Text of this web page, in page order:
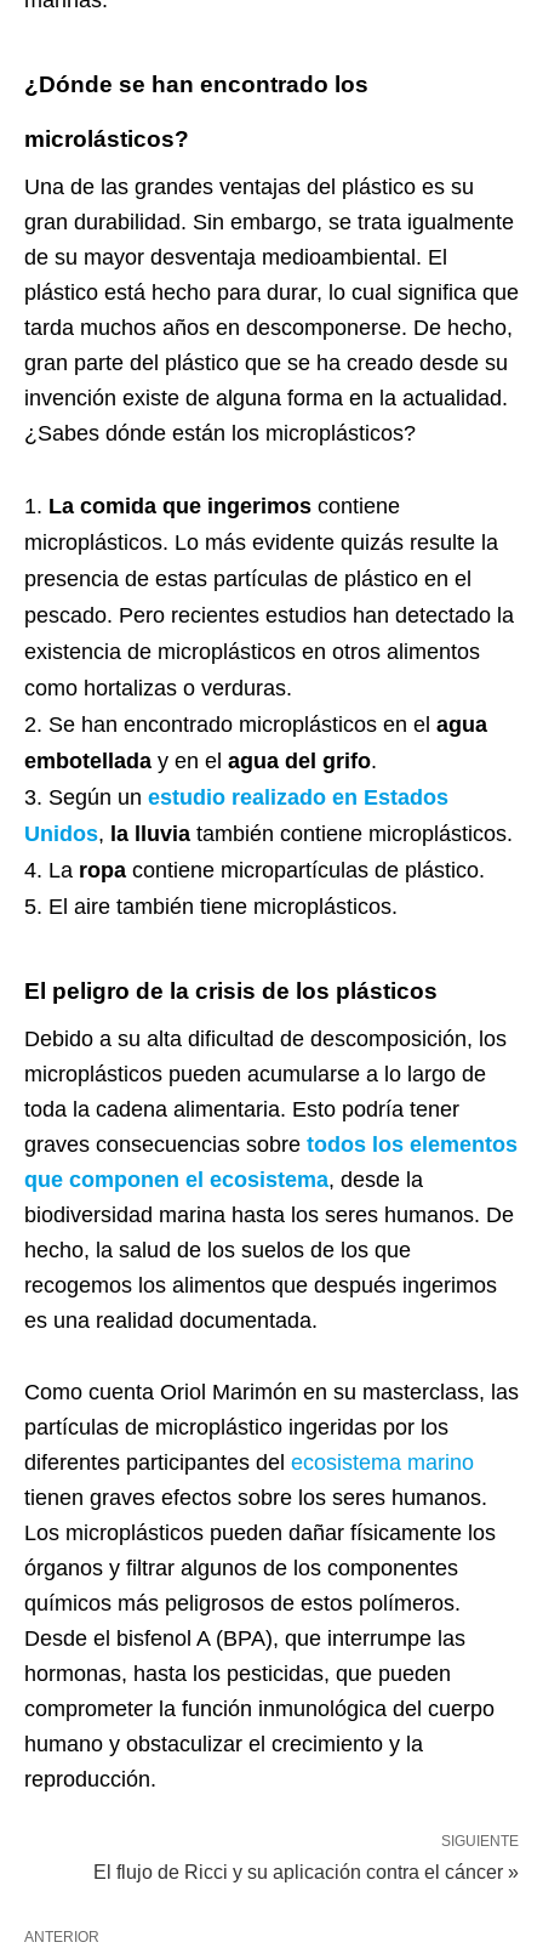
¿Dónde se han encontrado los
microlásticos?
Una de las grandes ventajas del plástico es su
gran durabilidad. Sin embargo, se trata igualmente
de su mayor desventaja medioambiental. El
plástico está hecho para durar, lo cual significa que
tarda muchos años en descomponerse. De hecho,
gran parte del plástico que se ha creado desde su
invención existe de alguna forma en la actualidad.
¿Sabes dónde están los microplásticos?
La comida que ingerimos contiene
microplásticos. Lo más evidente quizás resulte la
presencia de estas partículas de plástico en el
pescado. Pero recientes estudios han detectado la
existencia de microplásticos en otros alimentos
como hortalizas o verduras.
Se han encontrado microplásticos en el agua
embotellada y en el agua del grifo.
Según un estudio realizado en Estados
Unidos, la lluvia también contiene microplásticos.
La ropa contiene micropartículas de plástico.
El aire también tiene microplásticos.
El peligro de la crisis de los plásticos
Debido a su alta dificultad de descomposición, los
microplásticos pueden acumularse a lo largo de
toda la cadena alimentaria. Esto podría tener
graves consecuencias sobre todos los elementos
que componen el ecosistema, desde la
biodiversidad marina hasta los seres humanos. De
hecho, la salud de los suelos de los que
recogemos los alimentos que después ingerimos
es una realidad documentada.
Como cuenta Oriol Marimón en su masterclass, las
partículas de microplástico ingeridas por los
diferentes participantes del ecosistema marino
tienen graves efectos sobre los seres humanos.
Los microplásticos pueden dañar físicamente los
órganos y filtrar algunos de los componentes
químicos más peligrosos de estos polímeros.
Desde el bisfenol A (BPA), que interrumpe las
hormonas, hasta los pesticidas, que pueden
comprometer la función inmunológica del cuerpo
humano y obstaculizar el crecimiento y la
reproducción.
SIGUIENTE
El flujo de Ricci y su aplicación contra el cáncer »
ANTERIOR